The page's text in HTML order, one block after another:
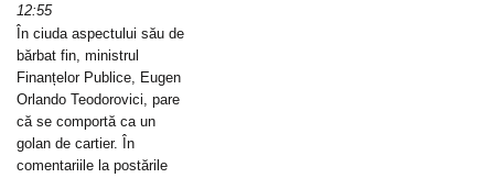
12:55
În ciuda aspectului său de
bărbat fin, ministrul
Finanțelor Publice, Eugen
Orlando Teodorovici, pare
că se comportă ca un
golan de cartier. În
comentariile la postările